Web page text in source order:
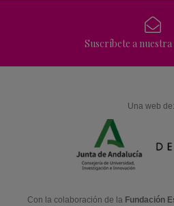
Suscríbete a
Una web de:
Con la colaboración de la Fundación